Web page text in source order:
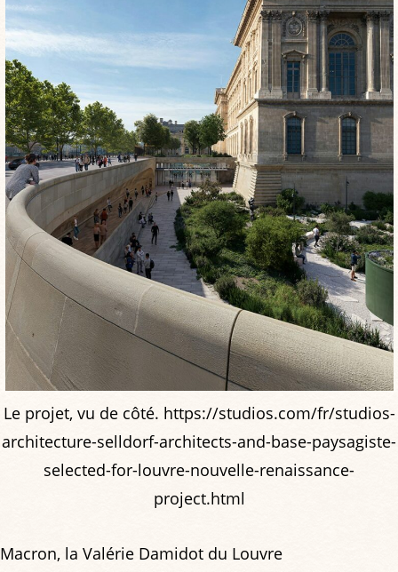
Le projet, vu de côté. https://studios.com/fr/studios-
architecture-selldorf-architects-and-base-paysagiste-
selected-for-louvre-nouvelle-renaissance-
project.html
Macron, la Valérie Damidot du Louvre